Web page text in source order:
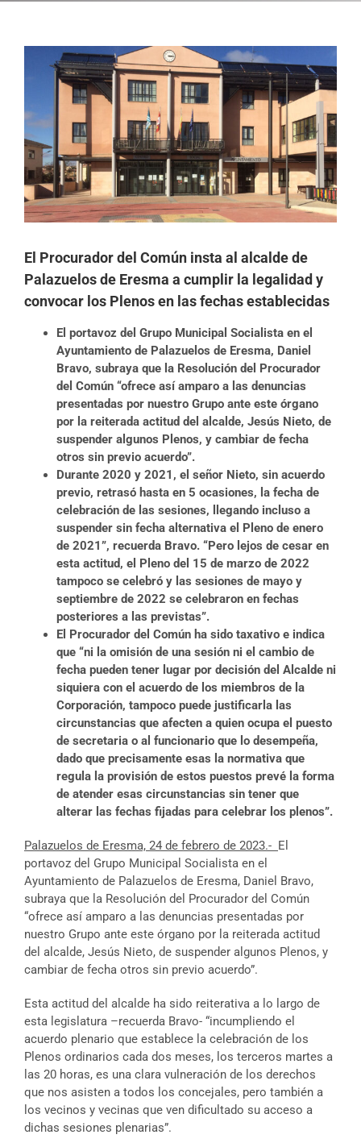
imagen
El Procurador del Común insta al alcalde de
Palazuelos de Eresma a cumplir la legalidad y
convocar los Plenos en las fechas establecidas
El portavoz del Grupo Municipal Socialista en el
Ayuntamiento de Palazuelos de Eresma, Daniel
Bravo, subraya que la Resolución del Procurador
del Común “ofrece así amparo a las denuncias
presentadas por nuestro Grupo ante este órgano
por la reiterada actitud del alcalde, Jesús Nieto, de
suspender algunos Plenos, y cambiar de fecha
otros sin previo acuerdo”.
Durante 2020 y 2021, el señor Nieto, sin acuerdo
previo, retrasó hasta en 5 ocasiones, la fecha de
celebración de las sesiones, llegando incluso a
suspender sin fecha alternativa el Pleno de enero
de 2021”, recuerda Bravo. “Pero lejos de cesar en
esta actitud, el Pleno del 15 de marzo de 2022
tampoco se celebró y las sesiones de mayo y
septiembre de 2022 se celebraron en fechas
posteriores a las previstas”.
El Procurador del Común ha sido taxativo e indica
que “ni la omisión de una sesión ni el cambio de
fecha pueden tener lugar por decisión del Alcalde ni
siquiera con el acuerdo de los miembros de la
Corporación, tampoco puede justificarla las
circunstancias que afecten a quien ocupa el puesto
de secretaria o al funcionario que lo desempeña,
dado que precisamente esas la normativa que
regula la provisión de estos puestos prevé la forma
de atender esas circunstancias sin tener que
alterar las fechas fijadas para celebrar los plenos”.
Palazuelos de Eresma, 24 de febrero de 2023.- El
portavoz del Grupo Municipal Socialista en el
Ayuntamiento de Palazuelos de Eresma, Daniel Bravo,
subraya que la Resolución del Procurador del Común
“ofrece así amparo a las denuncias presentadas por
nuestro Grupo ante este órgano por la reiterada actitud
del alcalde, Jesús Nieto, de suspender algunos Plenos, y
cambiar de fecha otros sin previo acuerdo”.
Esta actitud del alcalde ha sido reiterativa a lo largo de
esta legislatura –recuerda Bravo- “incumpliendo el
acuerdo plenario que establece la celebración de los
Plenos ordinarios cada dos meses, los terceros martes a
las 20 horas, es una clara vulneración de los derechos
que nos asisten a todos los concejales, pero también a
los vecinos y vecinas que ven dificultado su acceso a
dichas sesiones plenarias”.